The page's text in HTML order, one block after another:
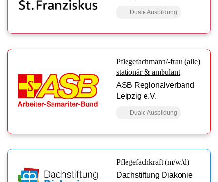
Duale Ausbildung
Pflegefachmann/-frau (alle)
stationär & ambulant
ASB Regionalverband
Leipzig e.V.
Duale Ausbildung
Pflegefachkraft (m/w/d)
Dachstiftung Diakonie